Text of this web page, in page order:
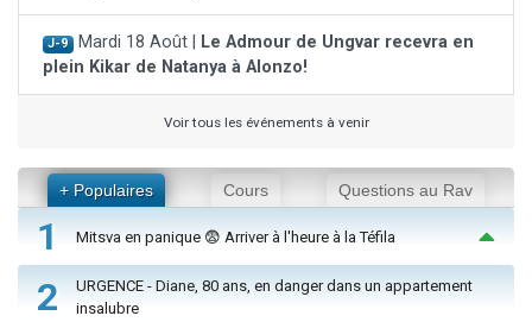
J-9 Mardi 18 Août |
Le Admour de Ungvar recevra en
plein Kikar de Natanya à Alonzo!
Voir tous les événements à venir
+ Populaires Cours Questions au Rav
1 Mitsva en panique 😨 Arriver à l'heure à la Téfila
2
URGENCE - Diane, 80 ans, en danger dans un appartement
insalubre